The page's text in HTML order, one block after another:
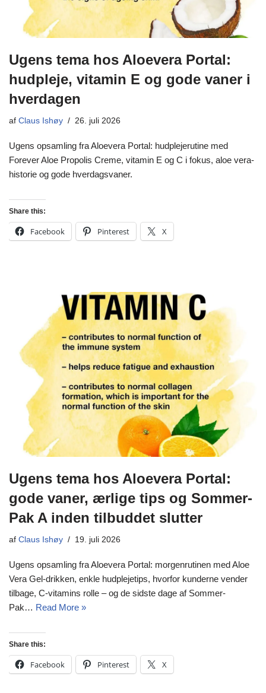
Ugens tema hos Aloevera Portal:
hudpleje, vitamin E og gode vaner i
hverdagen
af Claus Ishøy 26. juli 2026
Ugens opsamling fra Aloevera Portal: hudplejerutine med
Forever Aloe Propolis Creme, vitamin E og C i fokus, aloe vera-
historie og gode hverdagsvaner.
Share this:
Facebook Pinterest X
Ugens tema hos Aloevera Portal:
gode vaner, ærlige tips og Sommer-
Pak A inden tilbuddet slutter
af Claus Ishøy 19. juli 2026
Ugens opsamling fra Aloevera Portal: morgenrutinen med Aloe
Vera Gel-drikken, enkle hudplejetips, hvorfor kunderne vender
tilbage, C-vitamins rolle – og de sidste dage af Sommer-
Pak… Read More »
Share this:
Facebook Pinterest X